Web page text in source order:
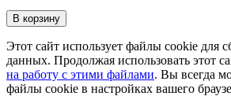
В корзину
Этот сайт использует файлы cookie для
данных. Продолжая использовать этот
на работу с этими файлами. Вы всегда
файлы cookie в настройках вашего